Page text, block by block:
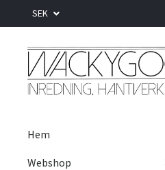
SEK
Hem
Webshop